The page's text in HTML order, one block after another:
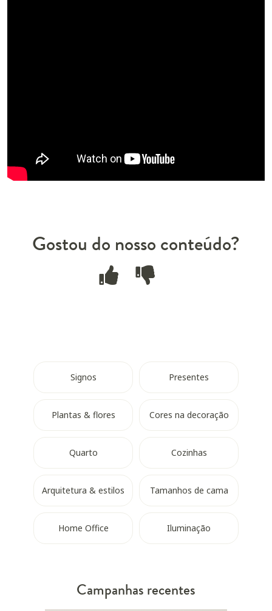
Gostou do nosso conteúdo?
Signos Presentes
Plantas & flores Cores na decoração
Quarto Cozinhas
Arquitetura & estilos Tamanhos de cama
Home Office Iluminação
Campanhas recentes